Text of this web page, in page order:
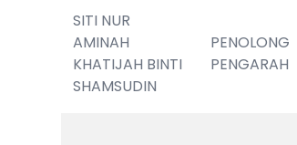
SITI NUR
AMINAH
KHATIJAH BINTI
SHAMSUDIN
PENOLONG
PENGARAH